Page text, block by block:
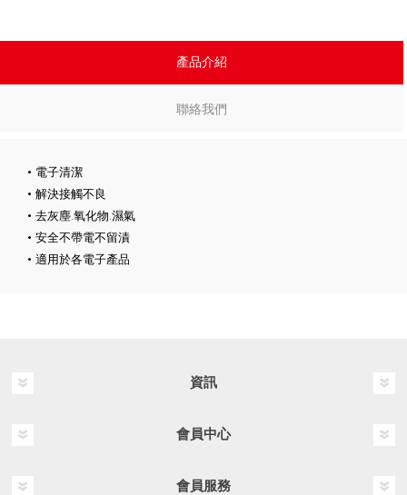
產品介紹
聯絡我們
• 電子清潔
• 解決接觸不良
• 去灰塵.氧化物.濕氣
• 安全不帶電不留漬
• 適用於各電子產品
資訊
會員中心
會員服務